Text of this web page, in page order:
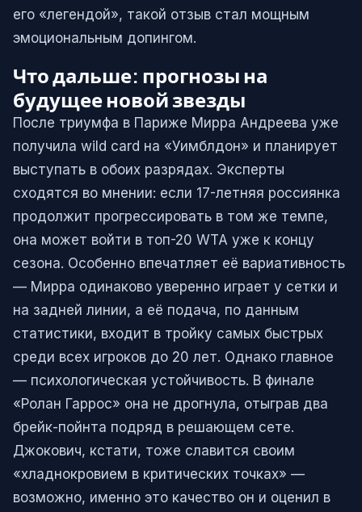
его «легендой», такой отзыв стал мощным
эмоциональным допингом.
Что дальше: прогнозы на
будущее новой звезды
После триумфа в Париже Мирра Андреева уже
получила wild card на «Уимблдон» и планирует
выступать в обоих разрядах. Эксперты
сходятся во мнении: если 17-летняя россиянка
продолжит прогрессировать в том же темпе,
она может войти в топ-20 WTA уже к концу
сезона. Особенно впечатляет её вариативность
— Мирра одинаково уверенно играет у сетки и
на задней линии, а её подача, по данным
статистики, входит в тройку самых быстрых
среди всех игроков до 20 лет. Однако главное
— психологическая устойчивость. В финале
«Ролан Гаррос» она не дрогнула, отыграв два
брейк-пойнта подряд в решающем сете.
Джокович, кстати, тоже славится своим
«хладнокровием в критических точках» —
возможно, именно это качество он и оценил в